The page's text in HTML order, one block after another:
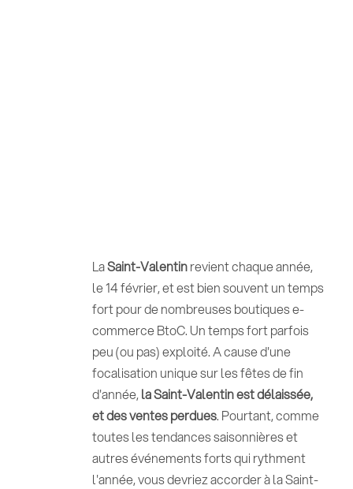
LaSaint-Valentinrevient chaque année,
le 14 février, et est bien souvent un temps
fort pour de nombreuses boutiques e-
commerce BtoC. Un temps fort parfois
peu (ou pas) exploité. A cause d'une
focalisation unique sur les fêtes de fin
d'année,la Saint-Valentin est délaissée,
et des ventes perdues. Pourtant, comme
toutes les tendances saisonnières et
autres événements forts qui rythment
l'année, vous devriez accorder à la Saint-